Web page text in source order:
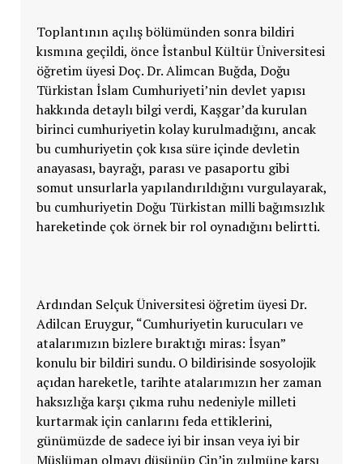
Toplantının açılış bölümünden sonra bildiri
kısmına geçildi, önce İstanbul Kültür Üniversitesi
öğretim üyesi Doç. Dr. Alimcan Buğda, Doğu
Türkistan İslam Cumhuriyeti’nin devlet yapısı
hakkında detaylı bilgi verdi, Kaşgar’da kurulan
birinci cumhuriyetin kolay kurulmadığını, ancak
bu cumhuriyetin çok kısa süre içinde devletin
anayasası, bayrağı, parası ve pasaportu gibi
somut unsurlarla yapılandırıldığını vurgulayarak,
bu cumhuriyetin Doğu Türkistan milli bağımsızlık
hareketinde çok örnek bir rol oynadığını belirtti.
Ardından Selçuk Üniversitesi öğretim üyesi Dr.
Adilcan Eruygur, “Cumhuriyetin kurucuları ve
atalarımızın bizlere bıraktığı miras: İsyan”
konulu bir bildiri sundu. O bildirisinde sosyolojik
açıdan hareketle, tarihte atalarımızın her zaman
haksızlığa karşı çıkma ruhu nedeniyle milleti
kurtarmak için canlarını feda ettiklerini,
günümüzde de sadece iyi bir insan veya iyi bir
Müslüman olmayı düşünüp Çin’in zulmüne karşı